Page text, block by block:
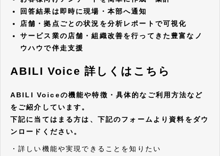
回答結果は即時に現場・本部へ通知
店舗・拠点ごとの状況を分析レポートで可視化
サービス業の店舗・組織改善を行ってきた豊富なノ
ウハウで伴走支援
ABILI Voice 詳しくはこちら
ABILI Voiceの機能や特徴・具体的なご利用方法など
をご紹介しています。
下記に当てはまる方は、下記のフォームより資料をダウ
ンロードください。
・詳しい機能や実現できることを知りたい